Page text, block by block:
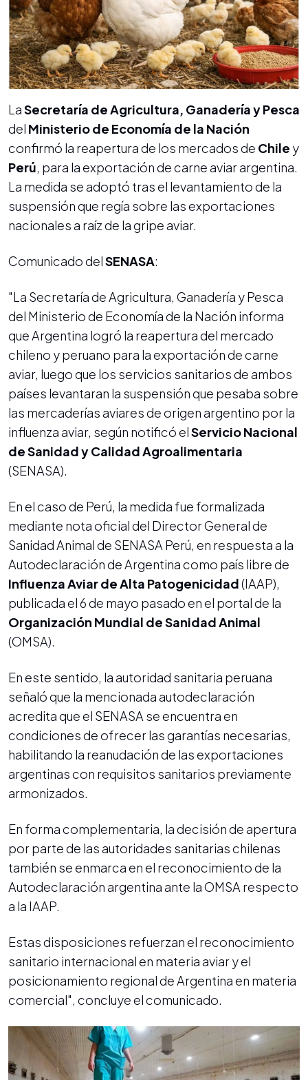
LaSecretaría de Agricultura, Ganadería y Pesca
del Ministerio de Economía de la Nación
confirmó la reapertura de los mercados de Chile y
Perú , para la exportación de carne aviar argentina.
La medida se adoptó tras el levantamiento de la
suspensión que regía sobre las exportaciones
nacionales a raíz de la gripe aviar.
Comunicado delSENASA:
"La Secretaría de Agricultura, Ganadería y Pesca
del Ministerio de Economía de la Nación informa
que Argentina logró la reapertura del mercado
chileno y peruano para la exportación de carne
aviar, luego que los servicios sanitarios de ambos
países levantaran la suspensión que pesaba sobre
las mercaderías aviares de origen argentino por la
influenza aviar, según notificó elServicio Nacional
de Sanidad y Calidad Agroalimentaria
(SENASA).
En el caso de Perú, la medida fue formalizada
mediante nota oficial del Director General de
Sanidad Animal de SENASA Perú, en respuesta a la
Autodeclaración de Argentina como país libre de
Influenza Aviar de Alta Patogenicidad(IAAP),
publicada el 6 de mayo pasado en el portal de la
Organización Mundial de Sanidad Animal
(OMSA).
En este sentido, la autoridad sanitaria peruana
señaló que la mencionada autodeclaración
acredita que el SENASA se encuentra en
condiciones de ofrecer las garantías necesarias,
habilitando la reanudación de las exportaciones
argentinas con requisitos sanitarios previamente
armonizados.
En forma complementaria, la decisión de apertura
por parte de las autoridades sanitarias chilenas
también se enmarca en el reconocimiento de la
Autodeclaración argentina ante la OMSA respecto
a la IAAP.
Estas disposiciones refuerzan el reconocimiento
sanitario internacional en materia aviar y el
posicionamiento regional de Argentina en materia
comercial", concluye el comunicado.